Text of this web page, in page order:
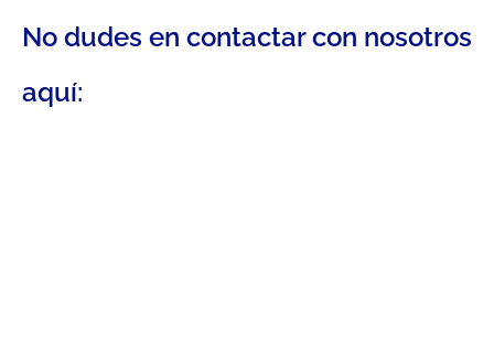
No dudes en contactar con nosotros
aquí: